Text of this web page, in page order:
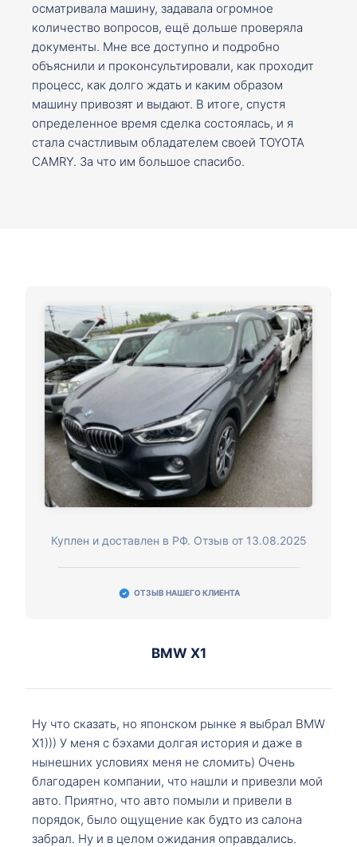
осматривала машину, задавала огромное
количество вопросов, ещё дольше проверяла
документы. Мне все доступно и подробно
объяснили и проконсультировали, как проходит
процесс, как долго ждать и каким образом
машину привозят и выдают. В итоге, спустя
определенное время сделка состоялась, и я
стала счастливым обладателем своей TOYOTA
CAMRY. За что им большое спасибо.
Куплен и доставлен в РФ. Отзыв от 13.08.2025
ОТЗЫВ НАШЕГО КЛИЕНТА
BMW X1
Ну что сказать, но японском рынке я выбрал BMW
X1))) У меня с бэхами долгая история и даже в
нынешних условиях меня не сломить) Очень
благодарен компании, что нашли и привезли мой
авто. Приятно, что авто помыли и привели в
порядок, было ощущение как будто из салона
забрал. Ну и в целом ожидания оправдались.